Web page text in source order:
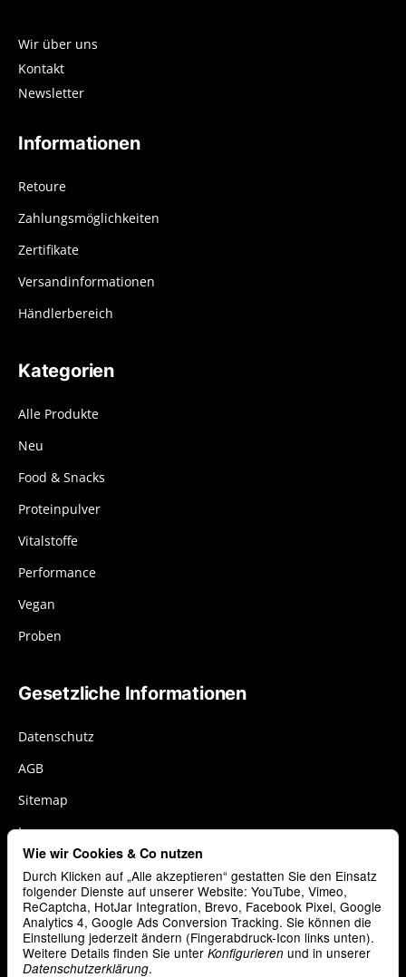
Wir über uns
Kontakt
Newsletter
Informationen
Retoure
Zahlungsmöglichkeiten
Zertifikate
Versandinformationen
Händlerbereich
Kategorien
Alle Produkte
Neu
Food & Snacks
Proteinpulver
Vitalstoffe
Performance
Vegan
Proben
Gesetzliche Informationen
Datenschutz
AGB
Sitemap
Impressum
Widerrufsrecht
Cookies
Vertrag widerrufen
Wie wir Cookies & Co nutzen
Durch Klicken auf „Alle akzeptieren“ gestatten Sie den Einsatz
folgender Dienste auf unserer Website: YouTube, Vimeo,
ReCaptcha, HotJar Integration, Brevo, Facebook Pixel, Google
Analytics 4, Google Ads Conversion Tracking. Sie können die
Einstellung jederzeit ändern (Fingerabdruck-Icon links unten).
Weitere Details finden Sie unter Konfigurieren und in unserer
Datenschutzerklärung.